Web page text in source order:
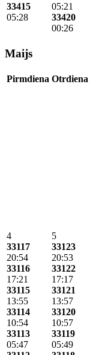
33415
05:28
05:21
33420
00:26
Maijs
Pirmdiena Otrdiena
4
33117
20:54
33116
17:21
33115
13:55
33114
10:54
33113
05:47
5
33123
20:53
33122
17:17
33121
13:57
33120
10:57
33119
05:49